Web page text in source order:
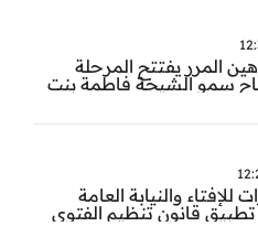
المرر يفتتح المرحلة
سمو الشيخة فاطمة بنت
للإفتاء والنيابة العامة
تطبيق قانون تنظيم الفتوى